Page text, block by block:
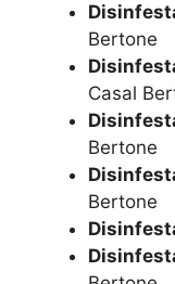
Bertone
Casal
Bertone
Bertone